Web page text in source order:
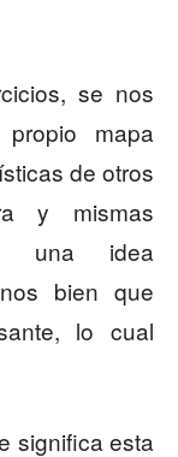
se nos
mapa
de otros
y mismas
una idea
bien que
lo cual
significa esta